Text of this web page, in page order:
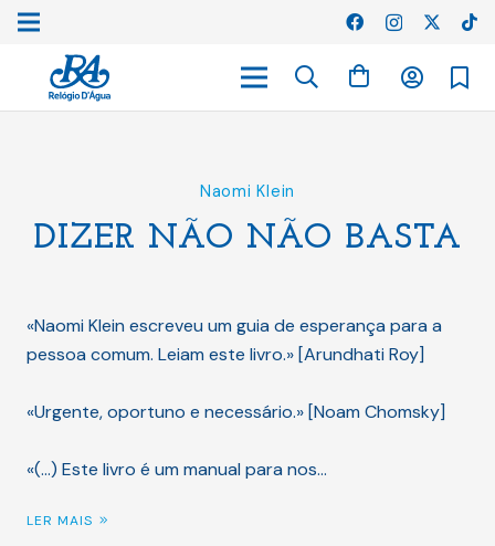
Naomi Klein
DIZER NÃO NÃO BASTA
«Naomi Klein escreveu um guia de esperança para a
pessoa comum. Leiam este livro.» [Arundhati Roy]
«Urgente, oportuno e necessário.» [Noam Chomsky]
«(…) Este livro é um manual para nos…
LER MAIS